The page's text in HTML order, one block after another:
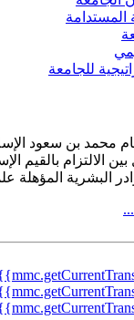
المستدامة
للجامعة
الالتزام بالقيم
البشرية المؤهلة